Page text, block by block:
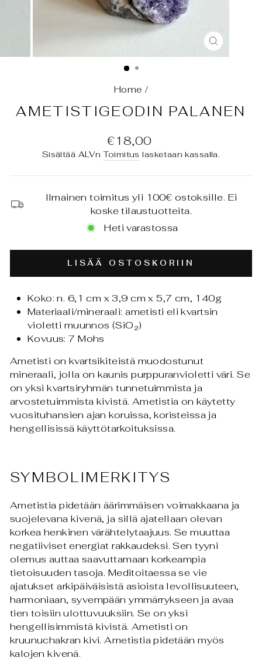
SULJE
(ESC)
Home /
AMETISTIGEODIN PALANEN
Normaali
hinta
€18,00
Sisältää ALVnToimitus lasketaan kassalla.
Ilmainen toimitus yli 100€ ostoksille. Ei
koske tilaustuotteita.
Heti varastossa
LISÄÄ OSTOSKORIIN
Koko: n. 6,1 cm x 3,9 cm x 5,7 cm, 140g
Materiaali/mineraali: ametisti eli kvartsin
violetti muunnos (SiO₂)
Kovuus: 7 Mohs
Ametisti on kvartsikiteistä muodostunut
mineraali, jolla on kaunis purppuranvioletti väri. Se
on yksi kvartsiryhmän tunnetuimmista ja
arvostetuimmista kivistä. Ametistia on käytetty
vuosituhansien ajan koruissa, koristeissa ja
hengellisissä käyttötarkoituksissa.
SYMBOLIMERKITYS
Ametistia pidetään äärimmäisen voimakkaana ja
suojelevana kivenä, ja sillä ajatellaan olevan
korkea henkinen värähtelytaajuus. Se muuttaa
negatiiviset energiat rakkaudeksi. Sen tyyni
olemus auttaa saavuttamaan korkeampia
tietoisuuden tasoja. Meditoitaessa se vie
ajatukset arkipäiväisistä asioista levollisuuteen,
harmoniaan, syvempään ymmärrykseen ja avaa
tien toisiin ulottuvuuksiin. Se on yksi
hengellisimmistä kivistä. Ametisti on
kruunuchakran kivi.Ametistia pidetään myös
kalojen kivenä.